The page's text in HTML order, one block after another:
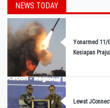
NEWS TODAY
Yonarmed 11/
Kesiapan
Lewat